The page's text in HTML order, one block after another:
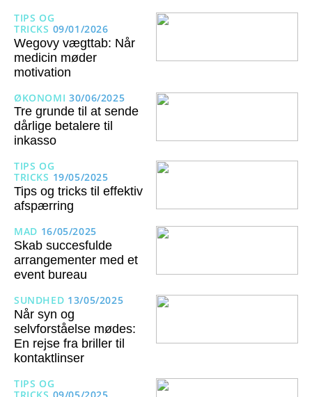
TIPS OG
TRICKS 09/01/2026
Wegovy vægttab: Når
medicin møder
motivation
ØKONOMI 30/06/2025
Tre grunde til at sende
dårlige betalere til
inkasso
TIPS OG
TRICKS 19/05/2025
Tips og tricks til effektiv
afspærring
MAD 16/05/2025
Skab succesfulde
arrangementer med et
event bureau
SUNDHED 13/05/2025
Når syn og
selvforståelse mødes:
En rejse fra briller til
kontaktlinser
TIPS OG